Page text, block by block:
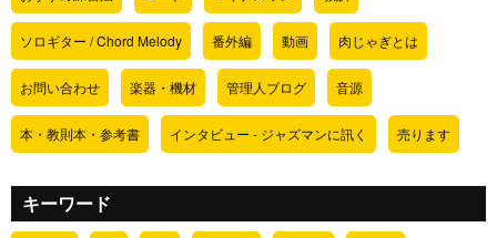
ソロギター / Chord Melody 番外編 動画 肉じゃぎとは
お問い合わせ 楽器・機材 管理人ブログ 音源
本・教則本・参考書 インタビュー - ジャズマンに訊く 売ります
キーワード